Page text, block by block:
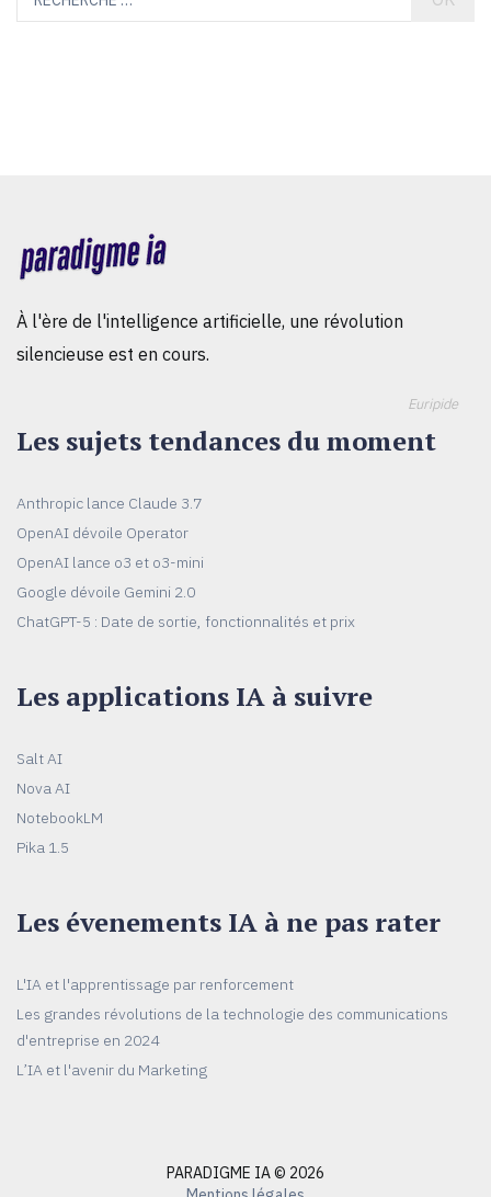
À l'ère de l'intelligence artificielle, une révolution
silencieuse est en cours.
Euripide
Les sujets tendances du moment
Anthropic lance Claude 3.7
OpenAI dévoile Operator
OpenAI lance o3 et o3-mini
Google dévoile Gemini 2.0
ChatGPT-5 : Date de sortie, fonctionnalités et prix
Les applications IA à suivre
Salt AI
Nova AI
NotebookLM
Pika 1.5
Les évenements IA à ne pas rater
L'IA et l'apprentissage par renforcement
Les grandes révolutions de la technologie des communications
d'entreprise en 2024
L’IA et l'avenir du Marketing
PARADIGME IA © 2026